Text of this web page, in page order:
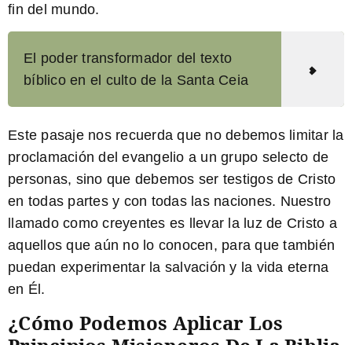
fin del mundo.
El poder transformador del texto
bíblico en el culto de la Santa Ceia
Este pasaje nos recuerda que no debemos limitar la
proclamación del evangelio a un grupo selecto de
personas, sino que debemos ser testigos de Cristo
en todas partes y con todas las naciones. Nuestro
llamado como creyentes es llevar la luz de Cristo a
aquellos que aún no lo conocen, para que también
puedan experimentar la salvación y la vida eterna
en Él.
¿Cómo Podemos Aplicar Los